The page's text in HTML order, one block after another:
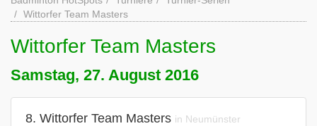
Wittorfer Team Masters
Wittorfer Team Masters
Samstag, 27. August 2016
8. Wittorfer Team Masters in Neumünster